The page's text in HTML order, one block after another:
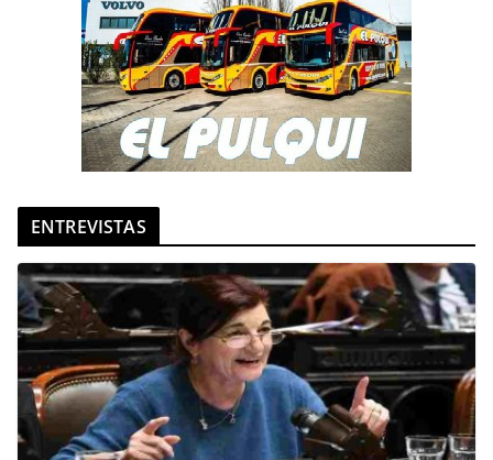
ENTREVISTAS